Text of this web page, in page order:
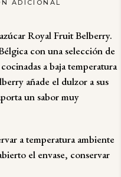
ADICIONAL
Royal Fruit Belberry.
con una selección de
a baja temperatura
añade el dulzor a sus
un sabor muy
a temperatura ambiente
el envase, conservar